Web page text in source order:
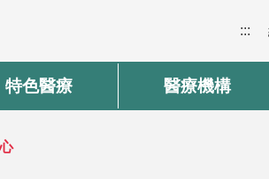
:::
特色醫療 醫療機構